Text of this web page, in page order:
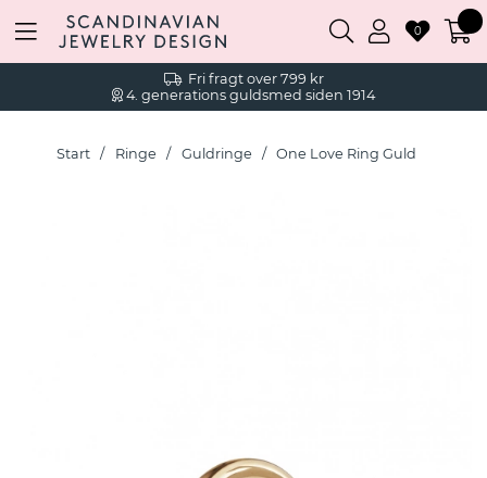
Fri fragt over 799 kr
4. generations guldsmed siden 1914
0
Start Ringe Guldringe One Love Ring Guld